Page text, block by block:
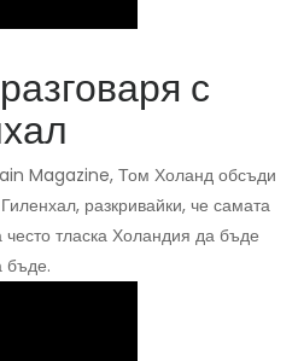
с
Magazine, Том Холанд обсъди
разкривайки, че самата
често тласка Холандия да бъде
бъде.